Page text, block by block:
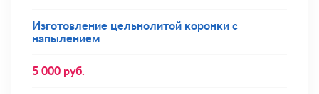
Изготовление цельнолитой коронки с
напылением
5 000 руб.